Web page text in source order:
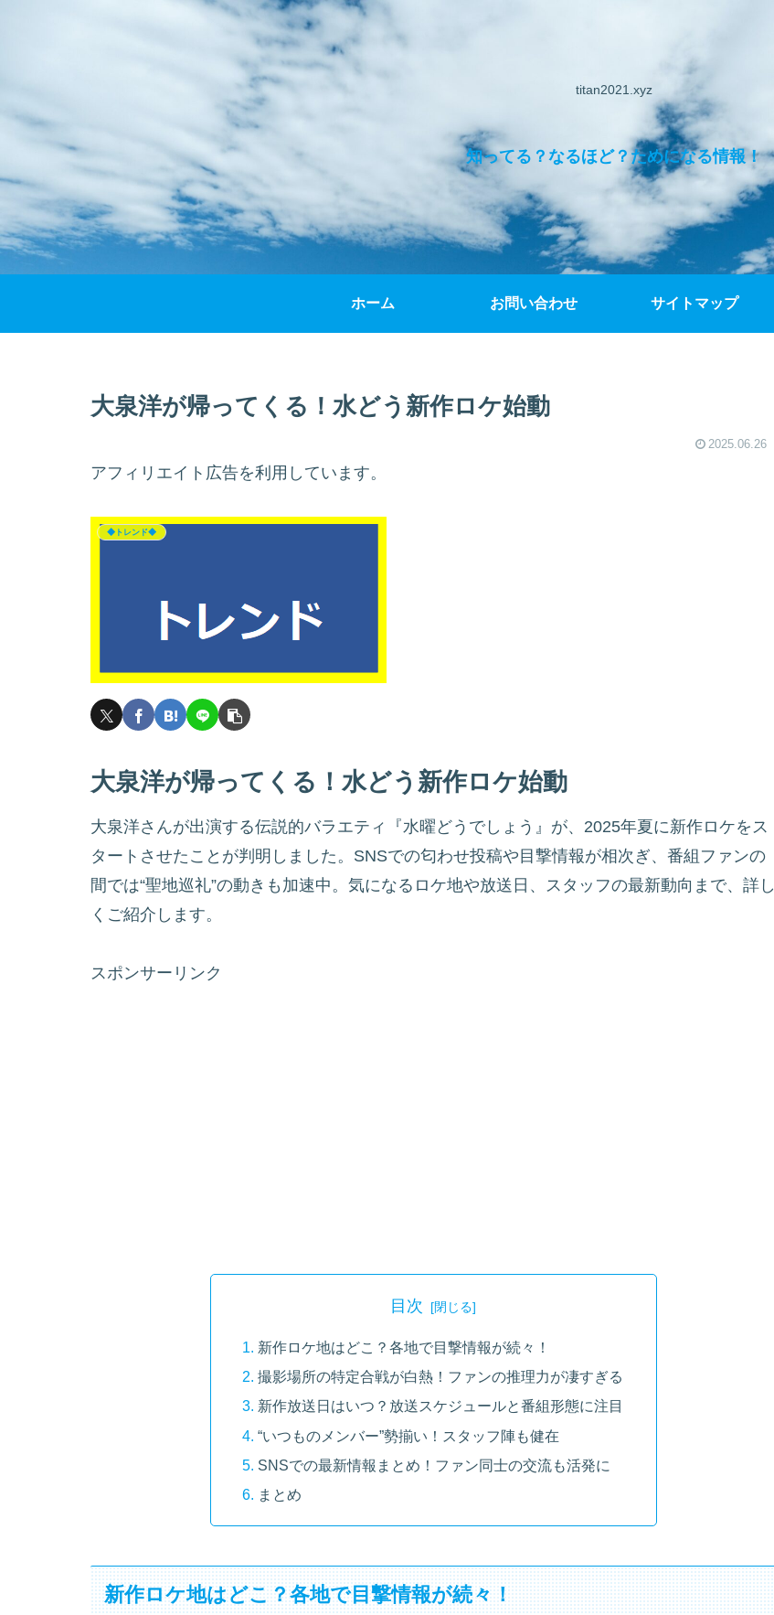
titan2021.xyz
知ってる？なるほど？ためになる情報！
ホーム お問い合わせ サイトマップ
大泉洋が帰ってくる！水どう新作ロケ始動
2025.06.26
アフィリエイト広告を利用しています。
◆トレンド◆
大泉洋が帰ってくる！水どう新作ロケ始動
大泉洋さんが出演する伝説的バラエティ『水曜どうでしょう』が、2025年夏に新作ロケをス
タートさせたことが判明しました。SNSでの匂わせ投稿や目撃情報が相次ぎ、番組ファンの
間では“聖地巡礼”の動きも加速中。気になるロケ地や放送日、スタッフの最新動向まで、詳し
くご紹介します。
スポンサーリンク
目次
新作ロケ地はどこ？各地で目撃情報が続々！
撮影場所の特定合戦が白熱！ファンの推理力が凄すぎる
新作放送日はいつ？放送スケジュールと番組形態に注目
“いつものメンバー”勢揃い！スタッフ陣も健在
SNSでの最新情報まとめ！ファン同士の交流も活発に
まとめ
新作ロケ地はどこ？各地で目撃情報が続々！